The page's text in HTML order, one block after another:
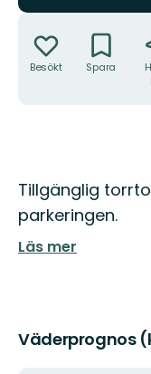
Besökt Spara
Beskrivning
Tillgänglig
parkeringen.
Läs mer
Väderprognos